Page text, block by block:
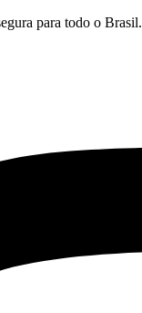
para todo o Brasil.